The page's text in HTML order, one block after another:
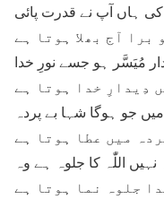
کی ہاں آپ نے قدرت پائی
برا آج بھلا ہوتا ہے
مُیَسَّر ہو جسے نورِ خدا
دِیدارِ خدا ہوتا ہے
جو ہوگا شہا بے پردہ
میں عطا ہوتا ہے
نہیں اللّٰہ کا جلوہ ہے وہ
جلوہ نما ہوتا ہے